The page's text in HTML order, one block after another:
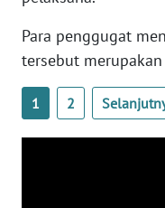
Para penggugat
tersebut
1 2
WN
RIAU
WN